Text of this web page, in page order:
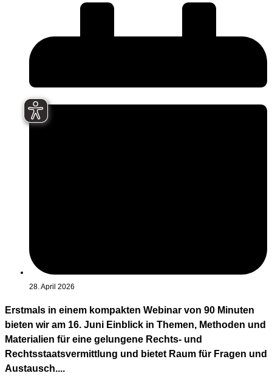
28. April 2026
Erstmals in einem kompakten Webinar von 90 Minuten
bieten wir am 16. Juni Einblick in Themen, Methoden und
Materialien für eine gelungene Rechts- und
Rechtsstaatsvermittlung und bietet Raum für Fragen und
Austausch....